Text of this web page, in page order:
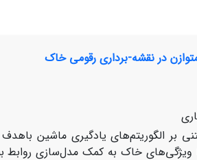
در نقشه-برداری رقومی خاک
بر الگوریتم‌های یادگیری ماشین
خاک به کمک مدل‌سازی روابط